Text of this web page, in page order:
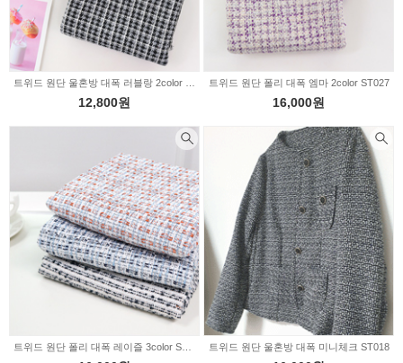
12,800원
트위드 원단 폴리 대폭 엠마 2color ST027
16,000원
트위드 원단 울혼방 대폭 미니체크 ST018